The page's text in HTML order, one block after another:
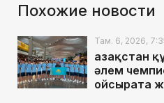
Похожие новости
Там. 6, 2026,
Қазақстан
әлем
ойсырата